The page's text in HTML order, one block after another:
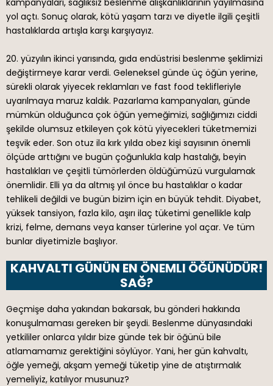
yol açtı. Sonuç olarak, kötü yaşam tarzı ve diyetle ilgili çeşitli
hastalıklarda artışla karşı karşıyayız.
20. yüzyılın ikinci yarısında, gıda endüstrisi beslenme şeklimizi
değiştirmeye karar verdi. Geleneksel günde üç öğün yerine,
sürekli olarak yiyecek reklamları ve fast food teklifleriyle
uyarılmaya maruz kaldık. Pazarlama kampanyaları, günde
mümkün olduğunca çok öğün yemeğimizi, sağlığımızı ciddi
şekilde olumsuz etkileyen çok kötü yiyecekleri tüketmemizi
teşvik eder. Son otuz ila kırk yılda obez kişi sayısının önemli
ölçüde arttığını ve bugün çoğunlukla kalp hastalığı, beyin
hastalıkları ve çeşitli tümörlerden öldüğümüzü vurgulamak
önemlidir. Elli ya da altmış yıl önce bu hastalıklar o kadar
tehlikeli değildi ve bugün bizim için en büyük tehdit. Diyabet,
yüksek tansiyon, fazla kilo, aşırı ilaç tüketimi genellikle kalp
krizi, felme, demans veya kanser türlerine yol açar. Ve tüm
bunlar diyetimizle başlıyor.
KAHVALTI GÜNÜN EN ÖNEMLI ÖĞÜNÜDÜR!
SAĞ?
Geçmişe daha yakından bakarsak, bu gönderi hakkında
konuşulmaması gereken bir şeydi. Beslenme dünyasındaki
yetkililer onlarca yıldır bize günde tek bir öğünü bile
atlamamamız gerektiğini söylüyor. Yani, her gün kahvaltı,
öğle yemeği, akşam yemeği tüketip yine de atıştırmalık
yemeliyiz, katılıyor musunuz?